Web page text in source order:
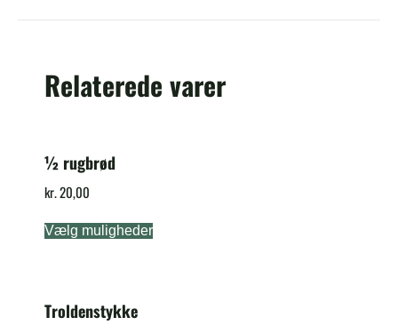
Relaterede varer
½ rugbrød
kr.20,00
Vælg muligheder
Troldenstykke